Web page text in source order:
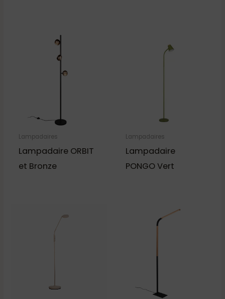
Lampadaires
Lampadaire ORBIT
et Bronze
Lampadaires
Lampadaire
PONGO Vert